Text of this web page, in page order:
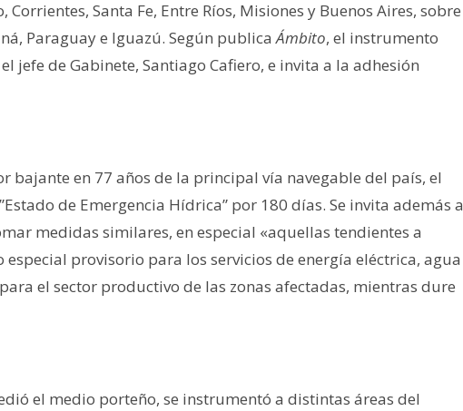
Corrientes, Santa Fe, Entre Ríos, Misiones y Buenos Aires, sobre
Paraguay e Iguazú. Según publicaÁmbito, el instrumento
jefe de Gabinete, Santiago Cafiero, e invita a la adhesión
bajante en 77 años de la principal vía navegable del país, el
de Emergencia Hídrica” por 180 días. Se invita además a
medidas similares, en especial «aquellas tendientes a
provisorio para los servicios de energía eléctrica, agua
el sector productivo de las zonas afectadas, mientras dure
el medio porteño, se instrumentó a distintas áreas del